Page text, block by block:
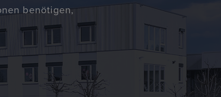
benötigen,